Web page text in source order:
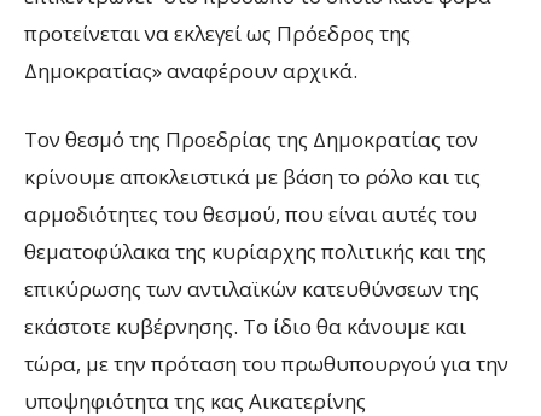
προτείνεται να εκλεγεί ως Πρόεδρος της
Δημοκρατίας» αναφέρουν αρχικά.
Τον θεσμό της Προεδρίας της Δημοκρατίας τον
κρίνουμε αποκλειστικά με βάση το ρόλο και τις
αρμοδιότητες του θεσμού, που είναι αυτές του
θεματοφύλακα της κυρίαρχης πολιτικής και της
επικύρωσης των αντιλαϊκών κατευθύνσεων της
εκάστοτε κυβέρνησης. Το ίδιο θα κάνουμε και
τώρα, με την πρόταση του πρωθυπουργού για την
υποψηφιότητα της κας Αικατερίνης